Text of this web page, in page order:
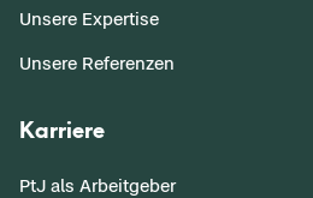
Unsere Expertise
Unsere Referenzen
Karriere
PtJ als Arbeitgeber